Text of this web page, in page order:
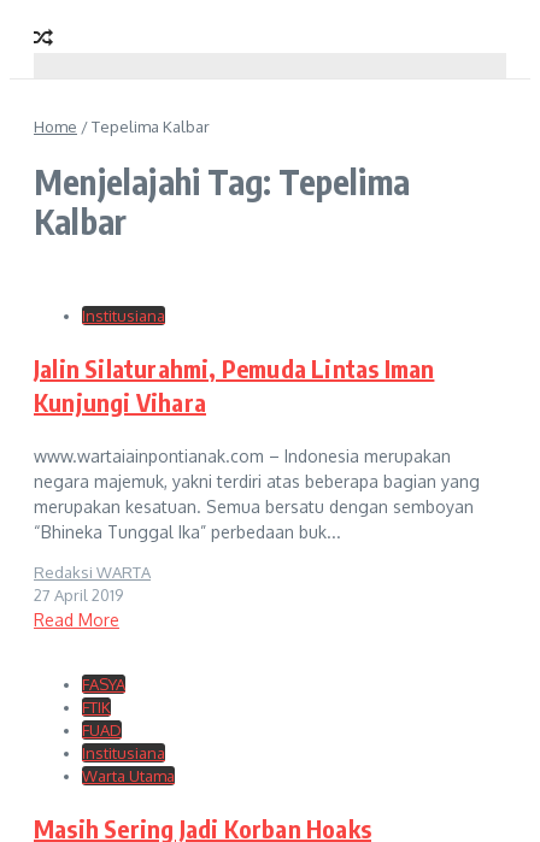
Home /Tepelima Kalbar
Menjelajahi Tag: Tepelima
Kalbar
Institusiana
Jalin Silaturahmi, Pemuda Lintas Iman
Kunjungi Vihara
www.wartaiainpontianak.com – Indonesia merupakan
negara majemuk, yakni terdiri atas beberapa bagian yang
merupakan kesatuan. Semua bersatu dengan semboyan
“Bhineka Tunggal Ika” perbedaan buk...
Redaksi WARTA
27 April 2019
Read More
FASYA
FTIK
FUAD
Institusiana
Warta Utama
Masih Sering Jadi Korban Hoaks